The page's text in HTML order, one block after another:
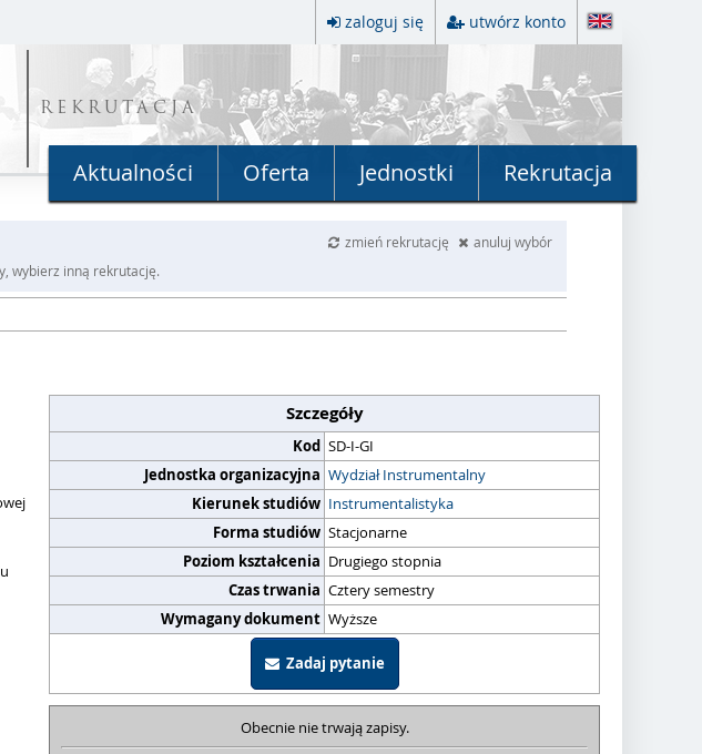
zaloguj się utwórz konto
REKRUTACJA
Aktualności Oferta Jednostki Rekrutacja
zmień rekrutację
anuluj wybór
wybierz inną rekrutację.
Szczegóły
Kod SD-I-GI
Jednostka organizacyjna Wydział Instrumentalny
Kierunek studiów Instrumentalistyka
Forma studiów Stacjonarne
Poziom kształcenia Drugiego stopnia
Czas trwania Cztery semestry
Wymagany dokument Wyższe
Zadaj pytanie
Obecnie nie trwają zapisy.